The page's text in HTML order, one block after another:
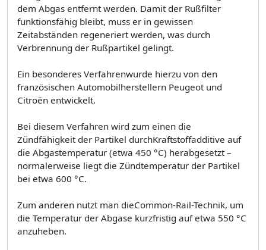
dem Abgas entfernt werden. Damit der Rußfilter
funktionsfähig bleibt, muss er in gewissen
Zeitabständen regeneriert werden, was durch
Verbrennung der Rußpartikel gelingt.
Ein besonderes Verfahrenwurde hierzu von den
französischen Automobilherstellern Peugeot und
Citroën entwickelt.
Bei diesem Verfahren wird zum einen die
Zündfähigkeit der Partikel durchKraftstoffadditive auf
die Abgastemperatur (etwa 450 °C) herabgesetzt –
normalerweise liegt die Zündtemperatur der Partikel
bei etwa 600 °C.
Zum anderen nutzt man dieCommon-Rail-Technik, um
die Temperatur der Abgase kurzfristig auf etwa 550 °C
anzuheben.